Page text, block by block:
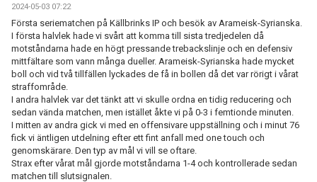
2024-05-03 07:22
Första seriematchen på Källbrinks IP och besök av Arameisk-Syrianska.
I första halvlek hade vi svårt att komma till sista tredjedelen då
motståndarna hade en högt pressande trebackslinje och en defensiv
mittfältare som vann många dueller. Arameisk-Syrianska hade mycket
boll och vid två tillfällen lyckades de få in bollen då det var rörigt i vårat
straffområde.
I andra halvlek var det tänkt att vi skulle ordna en tidig reducering och
sedan vända matchen, men istället åkte vi på 0-3 i femtionde minuten.
I mitten av andra gick vi med en offensivare uppställning och i minut 76
fick vi äntligen utdelning efter ett fint anfall med one touch och
genomskärare. Den typ av mål vi vill se oftare.
Strax efter vårat mål gjorde motståndarna 1-4 och kontrollerade sedan
matchen till slutsignalen.